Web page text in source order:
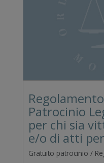
Patrocinio
per chi sia
e/o di atti
Gratuito patrocinio /